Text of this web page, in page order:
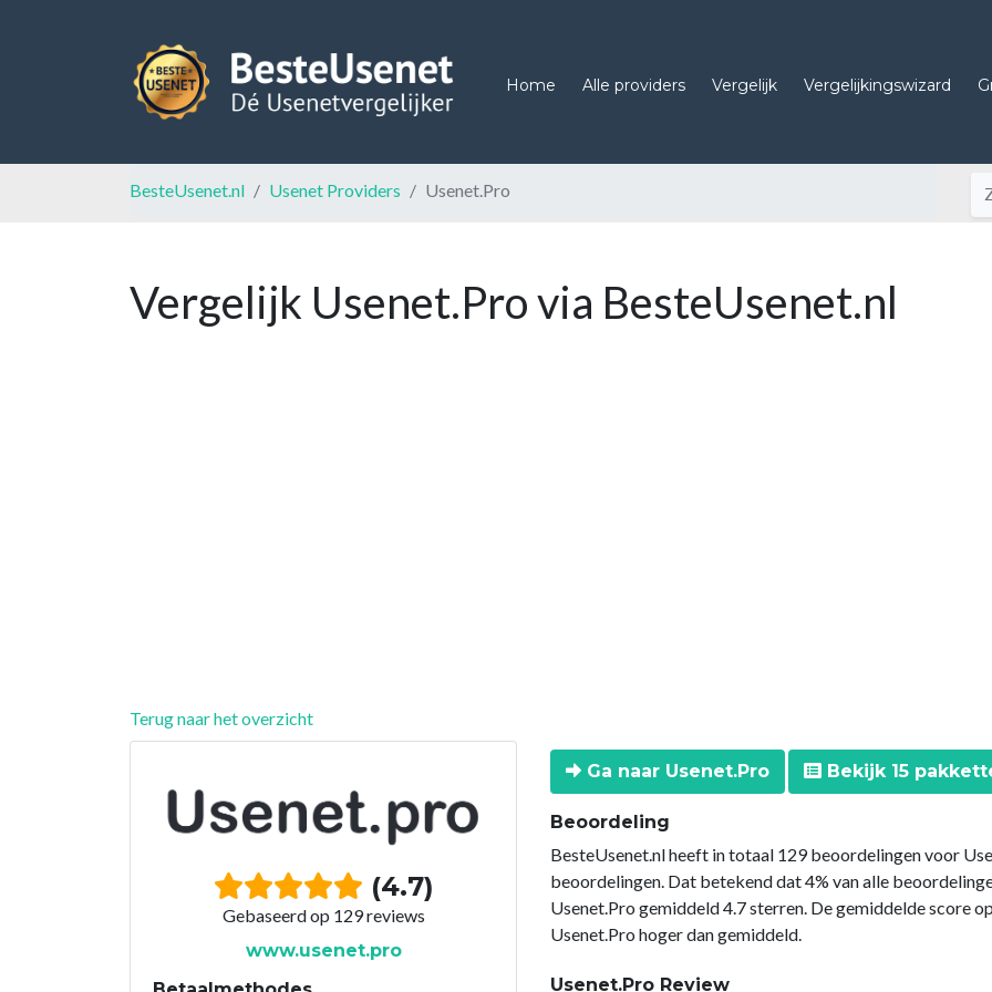
Home Alle providers Vergelijk Vergelijkingswizard
BesteUsenet.nl Usenet Providers Usenet.Pro
Vergelijk Usenet.Pro via BesteUsenet.nl
Terug naar het overzicht
(4.7)
Gebaseerd op 129 reviews
www.usenet.pro
Ga naar Usenet.Pro Bekijk 15
Beoordeling
BesteUsenet.nl heeft in totaal 129 beoordelingen voor
beoordelingen. Dat betekend dat 4% van alle
Usenet.Pro gemiddeld 4.7 sterren. De gemiddelde score
Usenet.Pro hoger dan gemiddeld.
Usenet.Pro Review